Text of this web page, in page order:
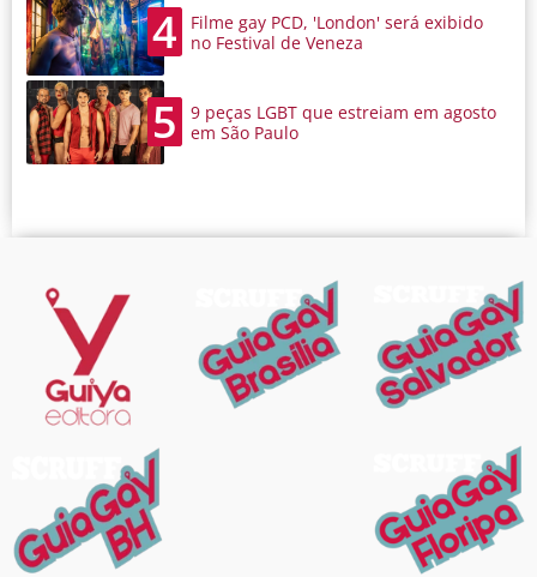
4
Filme gay PCD, 'London' será exibido
no Festival de Veneza
5
9 peças LGBT que estreiam em agosto
em São Paulo